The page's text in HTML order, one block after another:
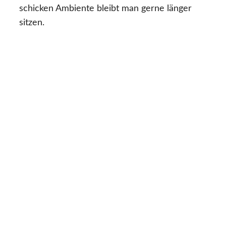
schicken Ambiente bleibt man gerne länger
sitzen.